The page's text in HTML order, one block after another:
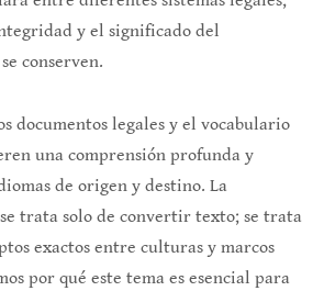
y el significado del
conserven.
documentos legales y el vocabulario
una comprensión profunda y
de origen y destino. La
trata solo de convertir texto; se trata
exactos entre culturas y marcos
por qué este tema es esencial para